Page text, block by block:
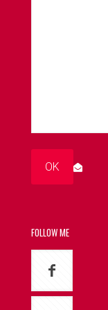
FOLLOW ME